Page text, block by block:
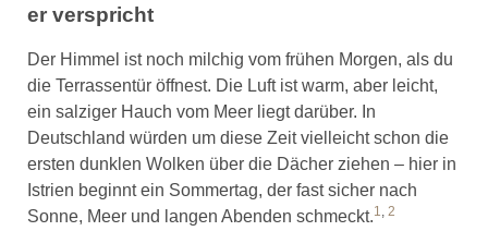
er verspricht
Der Himmel ist noch milchig vom frühen Morgen, als du
die Terrassentür öffnest. Die Luft ist warm, aber leicht,
ein salziger Hauch vom Meer liegt darüber. In
Deutschland würden um diese Zeit vielleicht schon die
ersten dunklen Wolken über die Dächer ziehen – hier in
Istrien beginnt ein Sommertag, der fast sicher nach
Sonne, Meer und langen Abenden schmeckt.1, 2